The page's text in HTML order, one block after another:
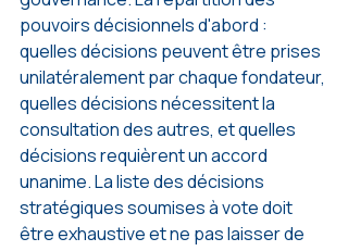
pouvoirs décisionnels d'abord :
quelles décisions peuvent être prises
unilatéralement par chaque fondateur,
quelles décisions nécessitent la
consultation des autres, et quelles
décisions requièrent un accord
unanime. La liste des décisions
stratégiques soumises à vote doit
être exhaustive et ne pas laisser de